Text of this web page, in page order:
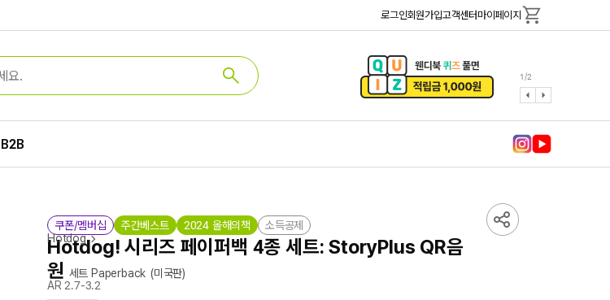
로그인회원가입고객센터 마이페이지
1/2
B2B
쿠폰/멤버십 주간베스트 2024 올해의책
소득공제
Hotdog
Hotdog! 시리즈 페이퍼백 4종 세트: StoryPlus QR음
원 세트 Paperback (미국판)
AR 2.7-3.2